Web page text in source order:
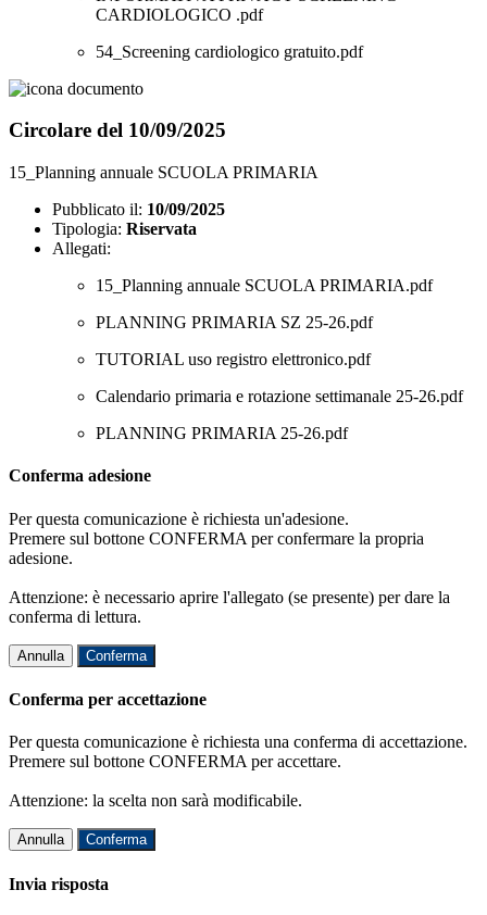
CARDIOLOGICO .pdf
54_Screening cardiologico gratuito.pdf
Circolare del 10/09/2025
15_Planning annuale SCUOLA PRIMARIA
Pubblicato il: 10/09/2025
Tipologia: Riservata
Allegati:
15_Planning annuale SCUOLA PRIMARIA.pdf
PLANNING PRIMARIA SZ 25-26.pdf
TUTORIAL uso registro elettronico.pdf
Calendario primaria e rotazione settimanale 25-26.pdf
PLANNING PRIMARIA 25-26.pdf
Conferma adesione
Per questa comunicazione è richiesta un'adesione.
Premere sul bottone CONFERMA per confermare la propria
adesione.
Attenzione: è necessario aprire l'allegato (se presente) per dare la
conferma di lettura.
Annulla Conferma
Conferma per accettazione
Per questa comunicazione è richiesta una conferma di accettazione.
Premere sul bottone CONFERMA per accettare.
Attenzione: la scelta non sarà modificabile.
Annulla Conferma
Invia risposta